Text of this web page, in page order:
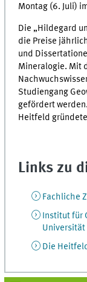
Montag (6. Juli)
Die „Hildegard
die Preise
und
Mineralogie. Mit
Studiengang
gefördert
Heitfeld
Links zu
Fachliche
Institut für
Universität
Die